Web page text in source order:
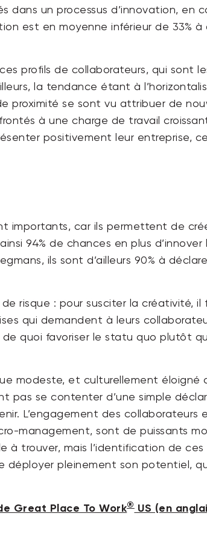
dans un processus d’innovation, en
est en moyenne inférieur de 33%
profils de collaborateurs, qui sont
la tendance étant à
proximité se sont vu attribuer de
à une charge de travail
positivement leur entreprise,
importants, car ils permettent de
94% de chances en plus d’innover
ils sont d’ailleurs 90% à
risque : pour susciter la créativité,
qui demandent à leurs
quoi favoriser le statu quo plutôt
modeste, et culturellement éloigné
pas se contenter d’une simple
L’engagement des
management, sont de puissants
à trouver, mais l’identification de
déployer pleinement son potentiel,
Great Place To Work®US (en